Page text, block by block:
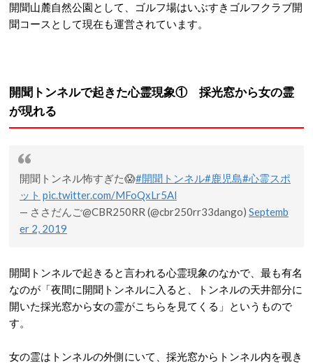
開聞山麓自然公園として、ゴルフ場はいぶすきゴルフクラブ開
聞コースとして現在も運営されています。
開聞トンネルで起きた心霊現象① 採光窓から女の霊
が現れる
開聞トンネル怖すぎた😱#開聞トンネル#鹿児島#心霊スポ
ット pic.twitter.com/MFoQxLr5Al
— ささだんご@CBR250RR (@cbr250rr33dango) Septemb
er 2, 2019
開聞トンネルで起きると言われる心霊現象のなかで、最も有名
なのが「夜間に開聞トンネルに入ると、トンネルの天井部分に
開いた採光窓から女の霊がこちらを見てくる」というもので
す。
女の霊はトンネルの外側にいて、採光窓からトンネル内を覗き